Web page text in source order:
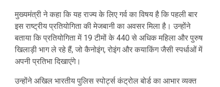
मुख्यमंत्री ने कहा कि यह राज्य के लिए गर्व का विषय है कि पहली बार
इस राष्ट्रीय प्रतियोगिता की मेजबानी का अवसर मिला है। उन्होंने
बताया कि प्रतियोगिता में 19 टीमों के 440 से अधिक महिला और पुरुष
खिलाड़ी भाग ले रहे हैं, जो कैनोइंग, रोइंग और कयाकिंग जैसी स्पर्धाओं में
अपनी प्रतिभा दिखाएंगे।
उन्होंने अखिल भारतीय पुलिस स्पोर्ट्स कंट्रोल बोर्ड का आभार व्यक्त